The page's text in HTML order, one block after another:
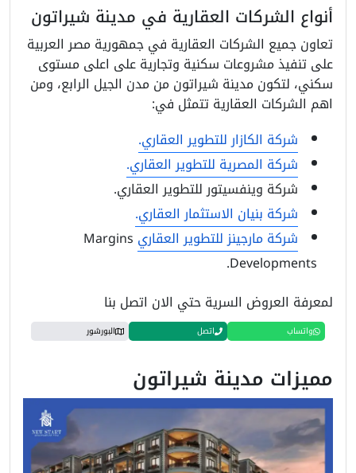
أنواع الشركات العقارية في مدينة شيراتون
تعاون جميع الشركات العقارية في جمهورية مصر العربية
على تنفيذ مشروعات سكنية وتجارية على اعلى مستوى
سكني، لتكون مدينة شيراتون من مدن الجيل الرابع، ومن
اهم الشركات العقارية تتمثل في:
شركة الكازار للتطوير العقاري.
شركة المصرية للتطوير العقاري.
شركة وينفسيتور للتطوير العقاري.
شركة بنيان الاستثمار العقاري.
شركة مارجينز للتطوير العقاري Margins
Developments.
لمعرفة العروض السرية حتي الان اتصل بنا
واتساب اتصل البورشور
مميزات مدينة شيراتون